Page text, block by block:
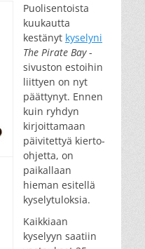
Puolisentoista
kuukautta
kestänyt kyselyni
The Pirate Bay-
sivuston estoihin
liittyen on nyt
päättynyt. Ennen
kuin ryhdyn
kirjoittamaan
päivitettyä kierto-
ohjetta, on
paikallaan
hieman esitellä
kyselytuloksia.
Kaikkiaan
kyselyyn saatiin